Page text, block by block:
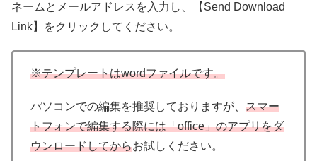
ネームとメールアドレスを入力し、【Send Download
Link】をクリックしてください。
※テンプレートはwordファイルです。
パソコンでの編集を推奨しておりますが、 スマー
トフォンで編集する際には「office」のアプリをダ
ウンロードしてからお試しください。